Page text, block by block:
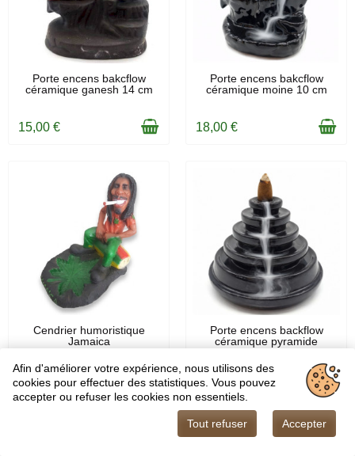
EN STOCK
Porte encens bakcflow
céramique ganesh 14 cm
15,00 €
EN STOCK
Porte encens bakcflow
céramique moine 10 cm
18,00 €
EN STOCK
Cendrier humoristique
Jamaica
18,00 €
EN STOCK
Porte encens backflow
céramique pyramide
19,00 €
Afin d'améliorer votre expérience, nous utilisons des
cookies pour effectuer des statistiques. Vous pouvez
accepter ou refuser les cookies non essentiels.
Tout refuser Accepter